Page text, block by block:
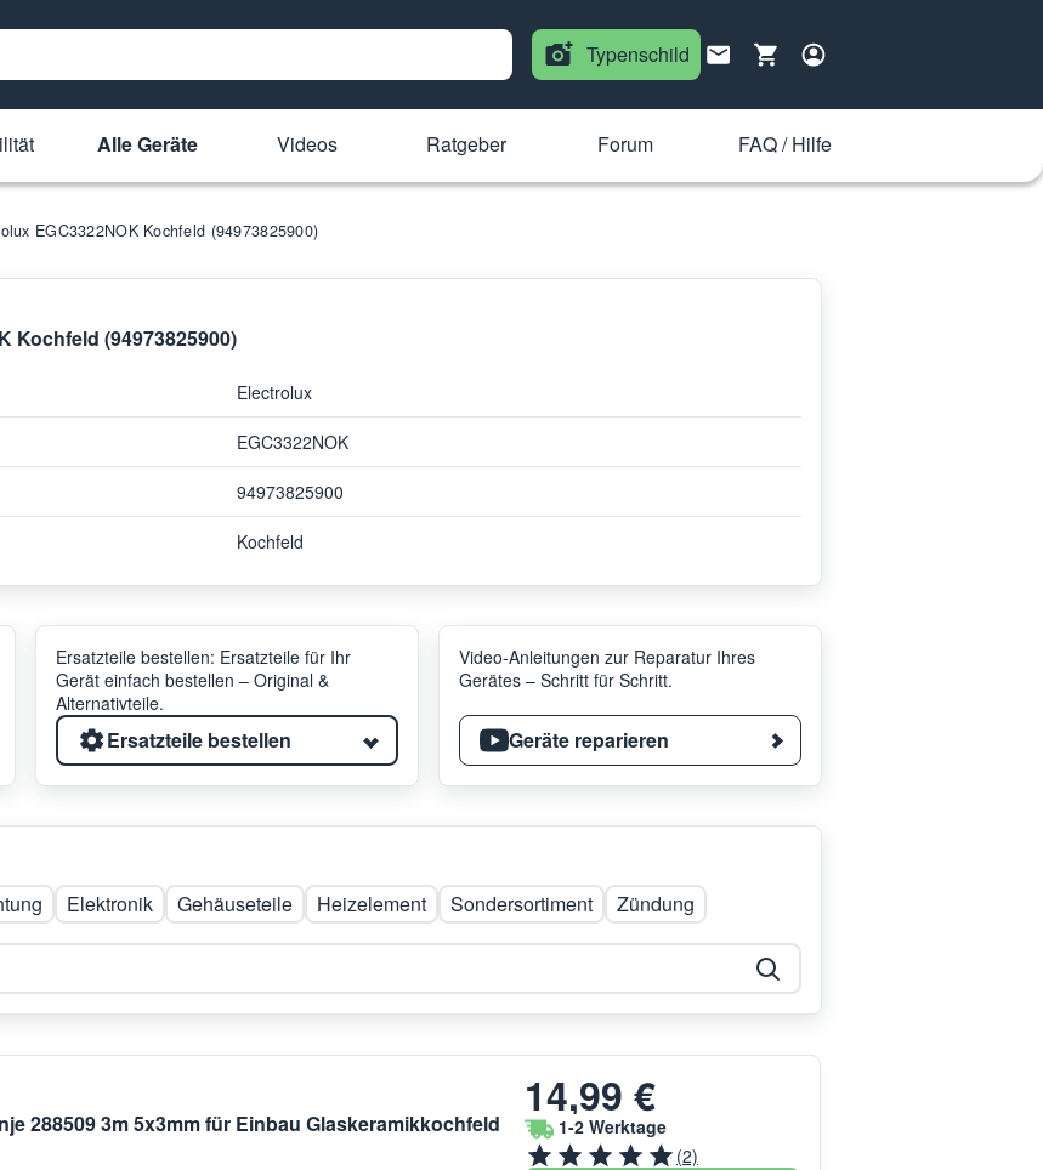
Typenschild
Alle Geräte Videos Ratgeber Forum FAQ / Hilfe
EGC3322NOK Kochfeld (94973825900)
Kochfeld (94973825900)
Electrolux
EGC3322NOK
94973825900
Kochfeld
Ersatzteile bestellen: Ersatzteile für Ihr
Gerät einfach bestellen – Original &
Alternativteile.
Ersatzteile bestellen
Video-Anleitungen zur Reparatur Ihres
Gerätes – Schritt für Schritt.
Geräte reparieren
Elektronik Gehäuseteile Heizelement Sondersortiment Zündung
288509 3m 5x3mm für Einbau Glaskeramikkochfeld
14,99 €
1-2 Werktage
(2)